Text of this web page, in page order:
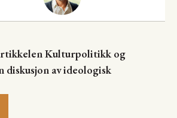
Kulturpolitikk og
diskusjon av ideologisk